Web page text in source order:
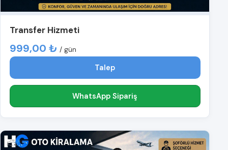
Transfer Hizmeti
999,00 ₺ / gün
Talep
WhatsApp Sipariş